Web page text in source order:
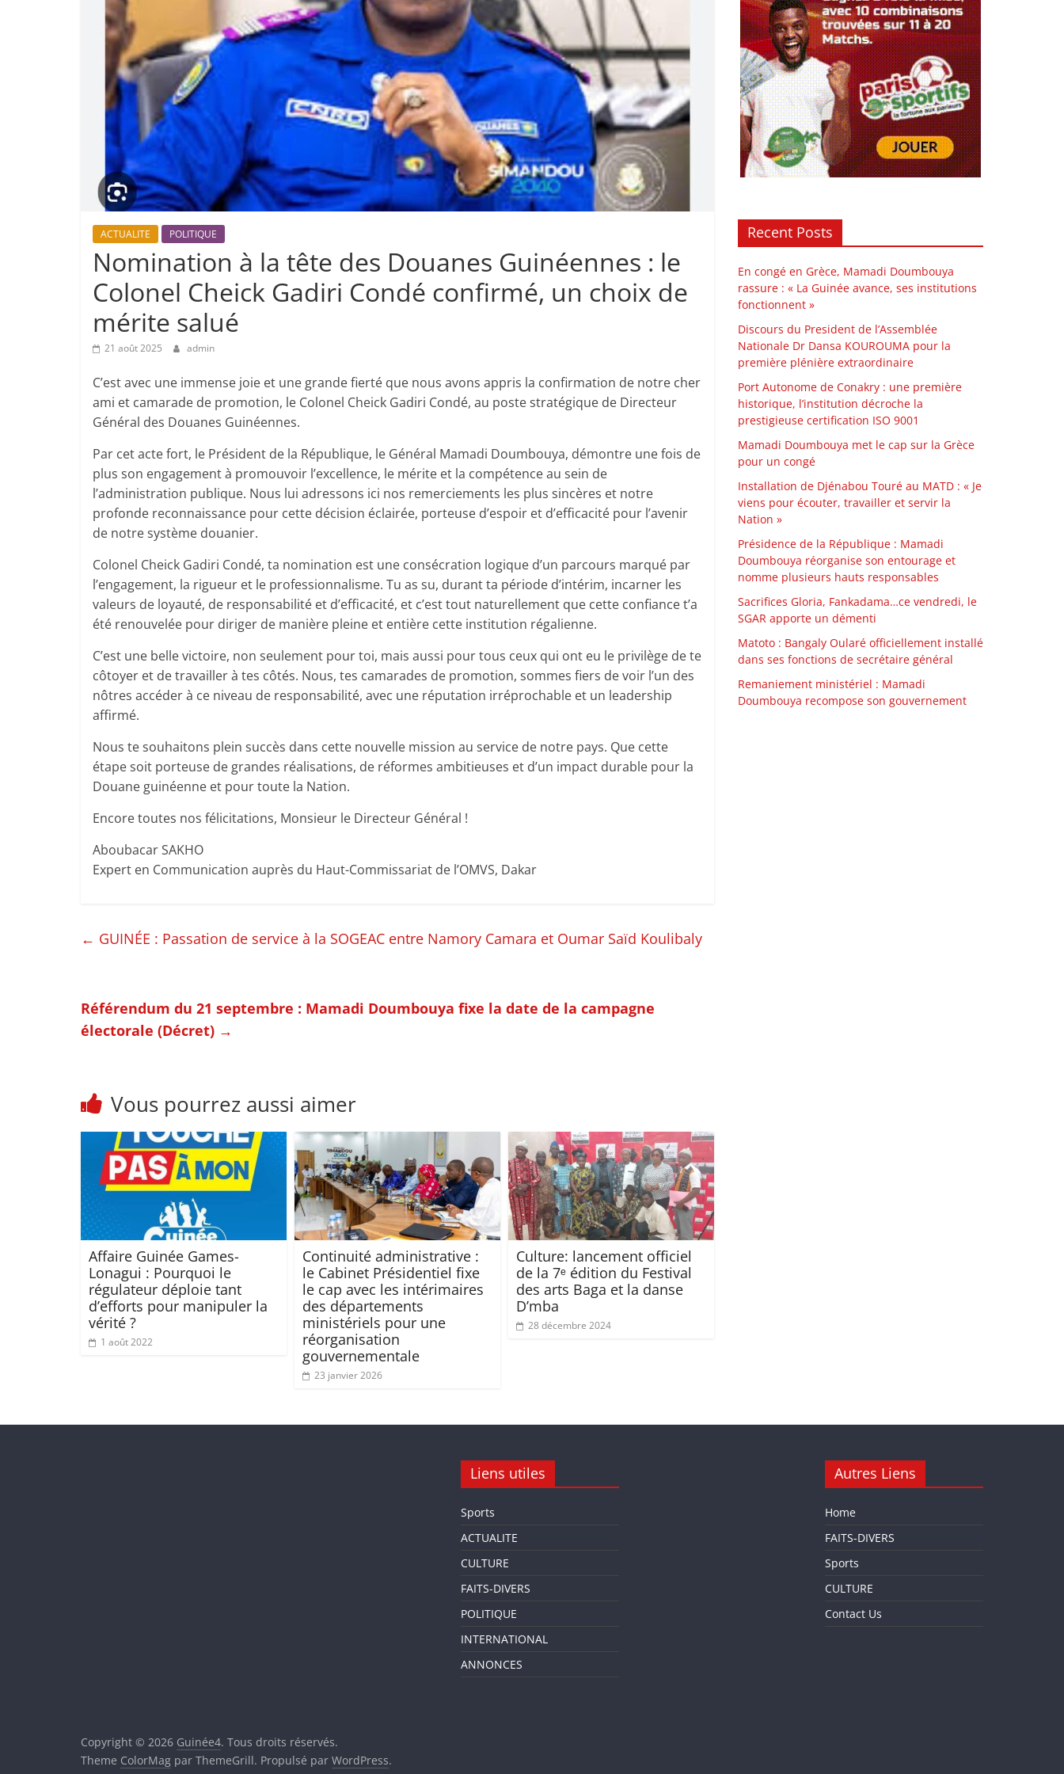
ACTUALITE POLITIQUE
Nomination à la tête des Douanes Guinéennes : le
Colonel Cheick Gadiri Condé confirmé, un choix de
mérite salué
21 août 2025 admin
C’est avec une immense joie et une grande fierté que nous avons appris la confirmation de notre cher
ami et camarade de promotion, le Colonel Cheick Gadiri Condé, au poste stratégique de Directeur
Général des Douanes Guinéennes.
Par cet acte fort, le Président de la République, le Général Mamadi Doumbouya, démontre une fois de
plus son engagement à promouvoir l’excellence, le mérite et la compétence au sein de
l’administration publique. Nous lui adressons ici nos remerciements les plus sincères et notre
profonde reconnaissance pour cette décision éclairée, porteuse d’espoir et d’efficacité pour l’avenir
de notre système douanier.
Colonel Cheick Gadiri Condé, ta nomination est une consécration logique d’un parcours marqué par
l’engagement, la rigueur et le professionnalisme. Tu as su, durant ta période d’intérim, incarner les
valeurs de loyauté, de responsabilité et d’efficacité, et c’est tout naturellement que cette confiance t’a
été renouvelée pour diriger de manière pleine et entière cette institution régalienne.
C’est une belle victoire, non seulement pour toi, mais aussi pour tous ceux qui ont eu le privilège de te
côtoyer et de travailler à tes côtés. Nous, tes camarades de promotion, sommes fiers de voir l’un des
nôtres accéder à ce niveau de responsabilité, avec une réputation irréprochable et un leadership
affirmé.
Nous te souhaitons plein succès dans cette nouvelle mission au service de notre pays. Que cette
étape soit porteuse de grandes réalisations, de réformes ambitieuses et d’un impact durable pour la
Douane guinéenne et pour toute la Nation.
Encore toutes nos félicitations, Monsieur le Directeur Général !
Aboubacar SAKHO
Expert en Communication auprès du Haut-Commissariat de l’OMVS, Dakar
← GUINÉE : Passation de service à la SOGEAC entre Namory Camara et Oumar Saïd Koulibaly
Référendum du 21 septembre : Mamadi Doumbouya fixe la date de la campagne
électorale (Décret) →
Vous pourrez aussi aimer
Affaire Guinée Games-
Lonagui : Pourquoi le
régulateur déploie tant
d’efforts pour manipuler la
vérité ?
1 août 2022
Continuité administrative :
le Cabinet Présidentiel fixe
le cap avec les intérimaires
des départements
ministériels pour une
réorganisation
gouvernementale
23 janvier 2026
Culture: lancement officiel
de la 7ᵉ édition du Festival
des arts Baga et la danse
D’mba
28 décembre 2024
Recent Posts
En congé en Grèce, Mamadi Doumbouya
rassure : « La Guinée avance, ses institutions
fonctionnent »
Discours du President de l’Assemblée
Nationale Dr Dansa KOUROUMA pour la
première plénière extraordinaire
Port Autonome de Conakry : une première
historique, l’institution décroche la
prestigieuse certification ISO 9001
Mamadi Doumbouya met le cap sur la Grèce
pour un congé
Installation de Djénabou Touré au MATD : « Je
viens pour écouter, travailler et servir la
Nation »
Présidence de la République : Mamadi
Doumbouya réorganise son entourage et
nomme plusieurs hauts responsables
Sacrifices Gloria, Fankadama…ce vendredi, le
SGAR apporte un démenti
Matoto : Bangaly Oularé officiellement installé
dans ses fonctions de secrétaire général
Remaniement ministériel : Mamadi
Doumbouya recompose son gouvernement
Liens utiles
Sports
ACTUALITE
CULTURE
FAITS-DIVERS
POLITIQUE
INTERNATIONAL
ANNONCES
Autres Liens
Home
FAITS-DIVERS
Sports
CULTURE
Contact Us
Copyright © 2026 Guinée4. Tous droits réservés.
Theme ColorMag par ThemeGrill. Propulsé par WordPress.